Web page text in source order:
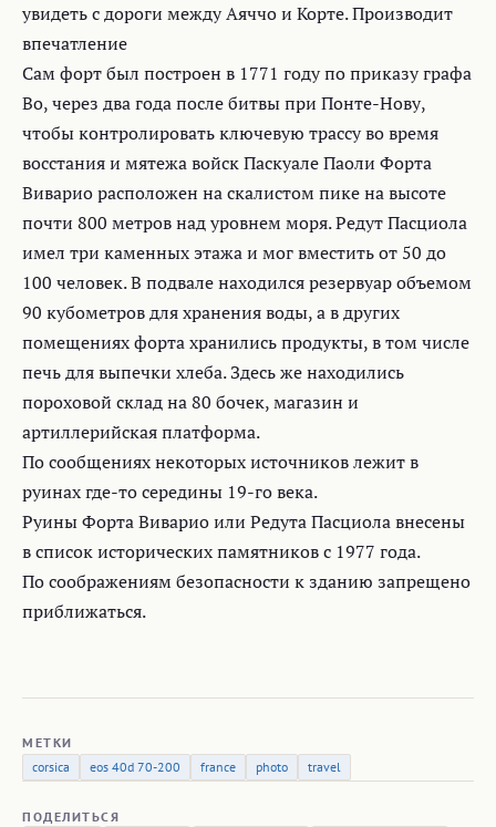
увидеть с дороги между Аяччо и Корте. Производит
впечатление
Сам форт был построен в 1771 году по приказу графа
Во, через два года после битвы при Понте-Нову,
чтобы контролировать ключевую трассу во время
восстания и мятежа войск Паскуале Паоли Форта
Виварио расположен на скалистом пике на высоте
почти 800 метров над уровнем моря. Редут Пасциола
имел три каменных этажа и мог вместить от 50 до
100 человек. В подвале находился резервуар объемом
90 кубометров для хранения воды, а в других
помещениях форта хранились продукты, в том числе
печь для выпечки хлеба. Здесь же находились
пороховой склад на 80 бочек, магазин и
артиллерийская платформа.
По сообщениях некоторых источников лежит в
руинах где-то середины 19-го века.
Руины Форта Виварио или Редута Пасциола внесены
в список исторических памятников с 1977 года.
По соображениям безопасности к зданию запрещено
приближаться.
МЕТКИ
corsica
eos 40d 70-200 france photo travel
ПОДЕЛИТЬСЯ